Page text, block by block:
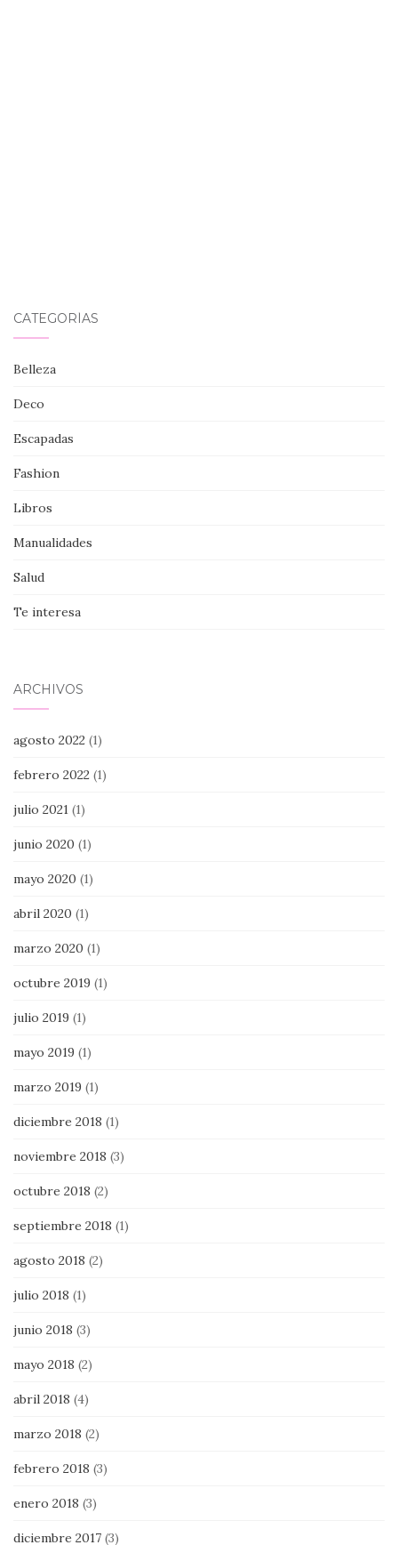
CATEGORÍAS
Belleza
Deco
Escapadas
Fashion
Libros
Manualidades
Salud
Te interesa
ARCHIVOS
agosto 2022 (1)
febrero 2022 (1)
julio 2021 (1)
junio 2020 (1)
mayo 2020 (1)
abril 2020 (1)
marzo 2020 (1)
octubre 2019 (1)
julio 2019 (1)
mayo 2019 (1)
marzo 2019 (1)
diciembre 2018 (1)
noviembre 2018 (3)
octubre 2018 (2)
septiembre 2018 (1)
agosto 2018 (2)
julio 2018 (1)
junio 2018 (3)
mayo 2018 (2)
abril 2018 (4)
marzo 2018 (2)
febrero 2018 (3)
enero 2018 (3)
diciembre 2017 (3)